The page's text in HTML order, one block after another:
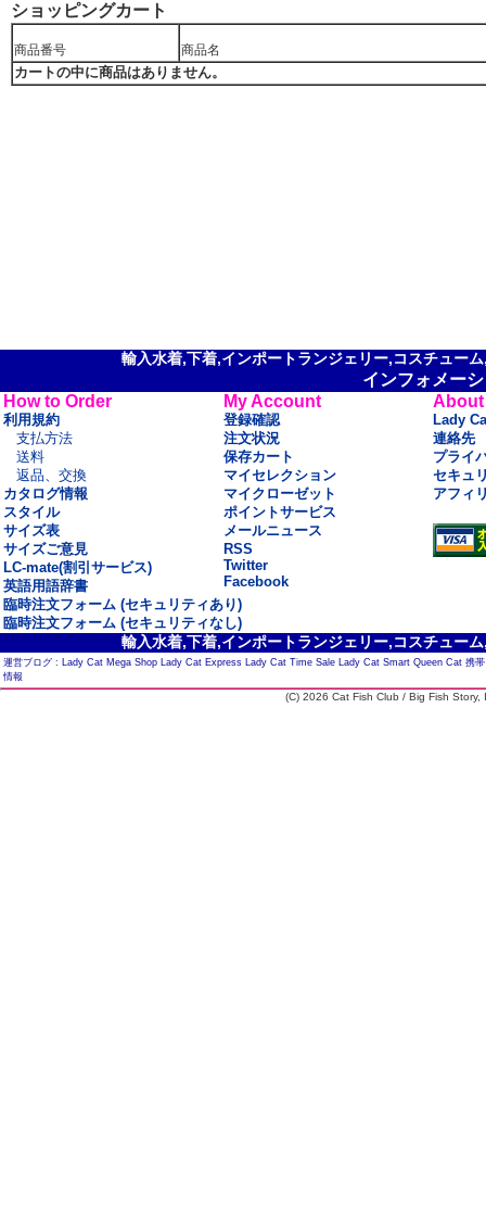
ショッピングカート
商品番号 商品名
カートの中に商品はありません。
輸入水着,下着,インポートランジェリー,コスチュー
インフォメー
How to Order
利用規約
支払方法
送料
返品、交換
カタログ情報
スタイル
サイズ表
サイズご意見
LC-mate(割引サービス)
英語用語辞書
My Account
登録確認
注文状況
保存カート
マイセレクション
マイクローゼット
ポイントサービス
メールニュース
RSS
Twitter
Facebook
About
Lady
連絡先
プライ
セキュ
アフィ
臨時注文フォーム (セキュリティあり)
臨時注文フォーム (セキュリティなし)
輸入水着,下着,インポートランジェリー,コスチュー
運営ブログ : Lady Cat Mega Shop Lady Cat Express Lady Cat Time Sale Lady Cat Smart Queen Cat 携
情報
(C) 2026 Cat Fish Club / Big Fish Story,